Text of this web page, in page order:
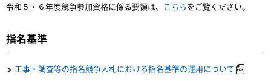
令和５・６年度競争参加資格に係る要領は、 こちらをご覧ください。
指名基準
工事・調査等の指名競争入札における指名基準の運用について